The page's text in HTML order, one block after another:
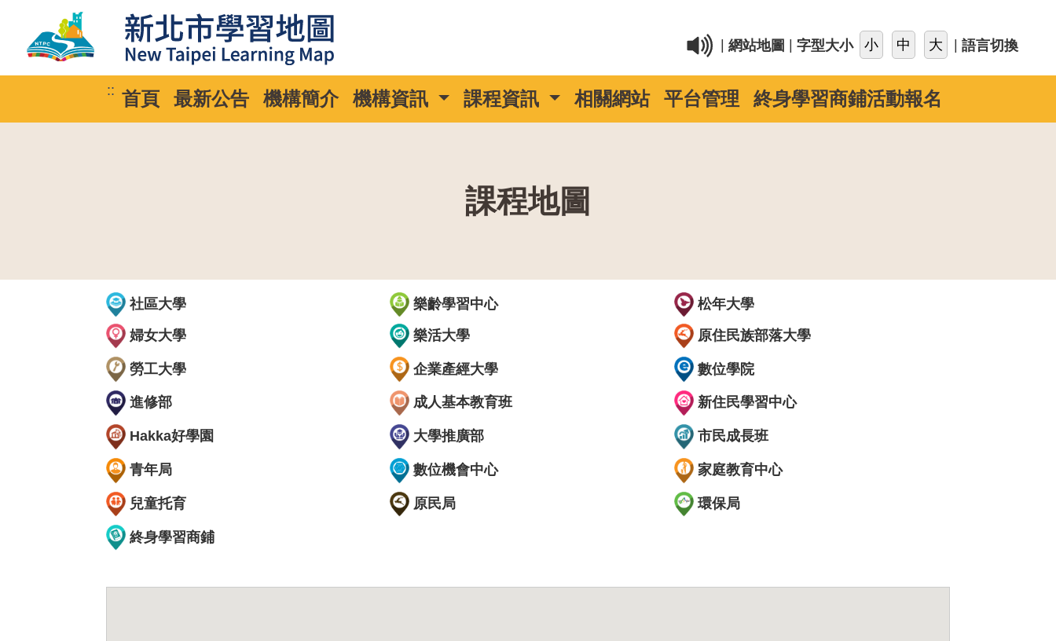
網站地圖 字型大小 語言切換
:: 首頁 最新公告 機構簡介 機構資訊 課程資訊 相關網站 平台管理 終身學習商鋪活動報名
課程地圖
社區大學
樂齡學習中心
松年大學
婦女大學
樂活大學 原住民族部落大學
勞工大學 企業產經大學 數位學院
進修部 成人基本教育班 新住民學習中心
Hakka好學園 大學推廣部 市民成長班
青年局 數位機會中心 家庭教育中心
兒童托育 原民局 環保局
終身學習商鋪